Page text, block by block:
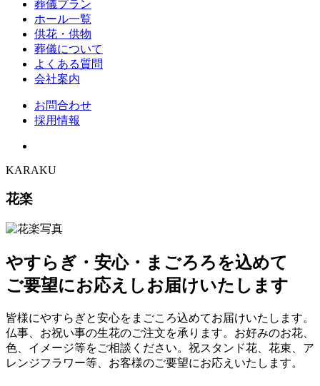
葬儀プラン
ホール一覧
供花・供物
葬儀について
よくある質問
会社案内
お問合わせ
採用情報
KARAKU
花楽
やすらぎ・安心・まごろろを込めて
ご要望にお応えしお届けいたします
皆様にやすらぎと安心をまごころ込めてお届けいたします。
仏事、お祝い事の生花のご注文を承ります。お好みのお花、
色、イメージ等をご相談ください。祝スタンド花、花束、ア
レンジフラワー等、お客様のご要望にお応えいたします。